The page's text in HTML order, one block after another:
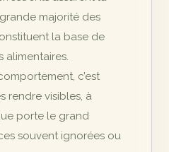
grande majorité des
la base de
alimentaires.
c’est
rendre visibles, à
porte le grand
souvent ignorées ou